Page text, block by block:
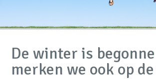
De winter is
merken we ook op